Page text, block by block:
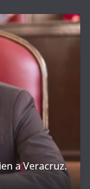
a Veracruz.